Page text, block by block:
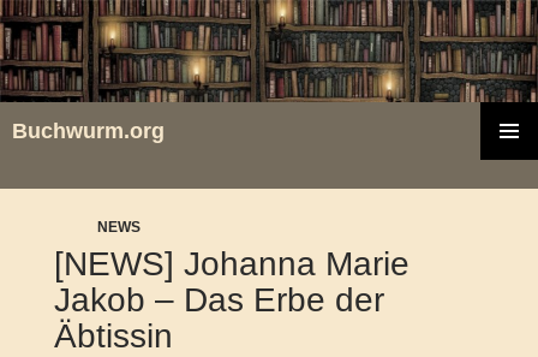
Zum
Inhalt
springen
Buchwurm.org
MENÜ
NEWS
[NEWS] Johanna Marie
Jakob – Das Erbe der
Äbtissin